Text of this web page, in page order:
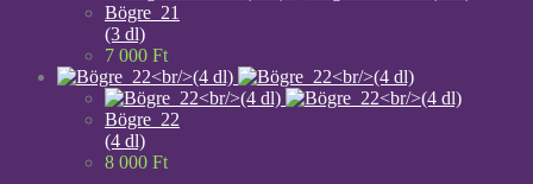
Bögre_21
(3 dl)
7 000 Ft
Bögre_22
(4 dl)
8 000 Ft